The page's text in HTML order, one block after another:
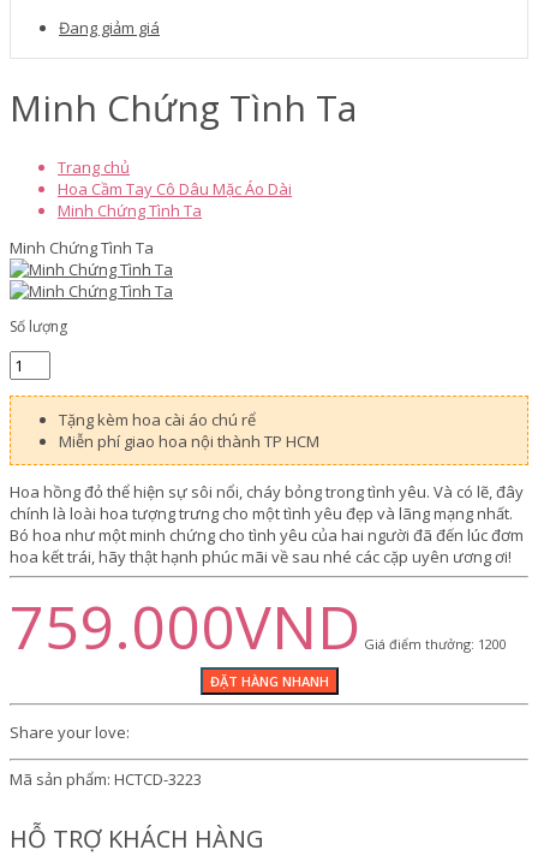
Đang giảm giá
Minh Chứng Tình Ta
Trang chủ
Hoa Cầm Tay Cô Dâu Mặc Áo Dài
Minh Chứng Tình Ta
Minh Chứng Tình Ta
Số lượng
Tặng kèm hoa cài áo chú rể
Miễn phí giao hoa nội thành TP HCM
Hoa hồng đỏ thể hiện sự sôi nổi, cháy bỏng trong tình yêu. Và có lẽ, đây
chính là loài hoa tượng trưng cho một tình yêu đẹp và lãng mạng nhất.
Bó hoa như một minh chứng cho tình yêu của hai người đã đến lúc đơm
hoa kết trái, hãy thật hạnh phúc mãi về sau nhé các cặp uyên ương ơi!
759.000VND Giá điểm thưởng: 1200
Share your love:
Mã sản phẩm: HCTCD-3223
HỖ TRỢ KHÁCH HÀNG